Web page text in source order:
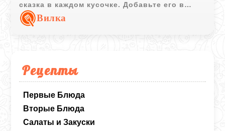
Рецепты
Первые Блюда
Вторые Блюда
Салаты и Закуски
сказка в каждом кусочке. Добавьте его в
свои праздничные угощения, чтобы сделать
этот день еще ярче и слаще. Хаг Пурим
Вилка